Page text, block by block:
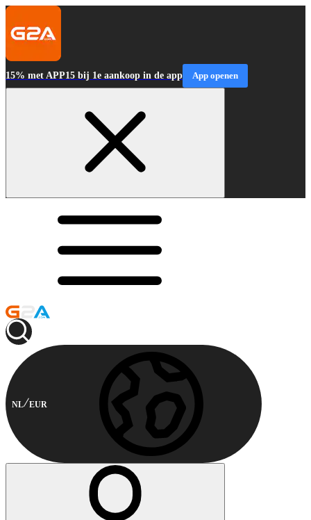
15% met APP15 bij 1e aankoop in de app App openen
NL EUR